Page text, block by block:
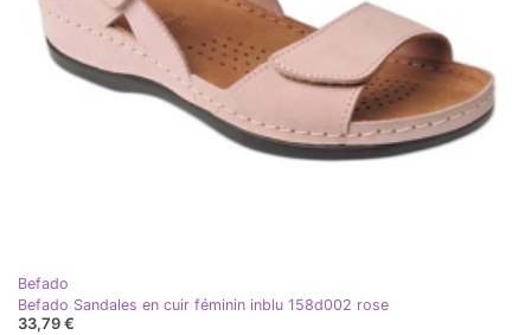
Befado
Befado Sandales en cuir féminin inblu 158d002 rose
33,79 €